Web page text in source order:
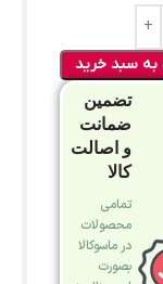
به سبد خرید
تضمین
ضمانت
و اصالت
کالا
تمامی
محصولات
در ماسوکالا
بصورت